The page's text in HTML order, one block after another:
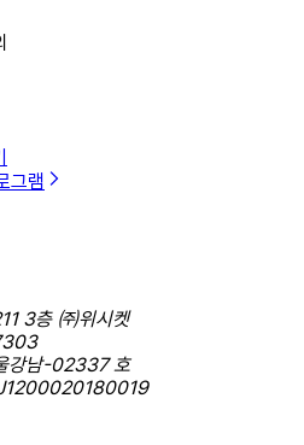
그램
3층 ㈜위시켓
강남-02337 호
J1200020180019